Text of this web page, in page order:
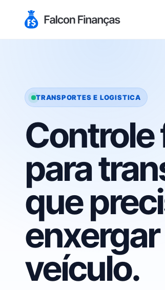
TRANSPORTES E LOGISTICA
Controle
para
que
veículo.